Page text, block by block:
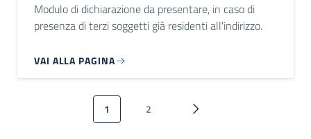
Modulo di dichiarazione da presentare, in caso di
presenza di terzi soggetti già residenti all'indirizzo.
VAI ALLA PAGINA
Paginazione
Pagina attuale
1 Pagina
2 Pagina successiva